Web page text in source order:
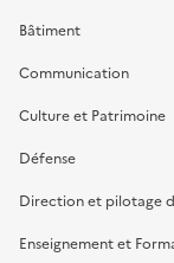
Bâtiment
Communication
Culture et Patrimoine
Défense
Direction et pilotage
Enseignement et